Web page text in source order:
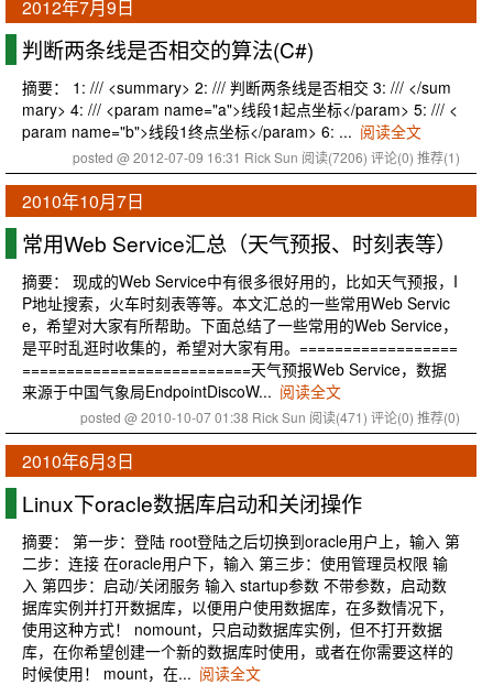
2012年7月9日
判断两条线是否相交的算法(C#)
摘要： 1: /// <summary> 2: /// 判断两条线是否相交 3: /// </sum
mary> 4: /// <param name="a">线段1起点坐标</param> 5: /// <
param name="b">线段1终点坐标</param> 6: ... 阅读全文
posted @ 2012-07-09 16:31 Rick Sun 阅读(7206) 评论(0) 推荐(1)
2010年10月7日
常用Web Service汇总（天气预报、时刻表等）
摘要： 现成的Web Service中有很多很好用的，比如天气预报，I
P地址搜索，火车时刻表等等。本文汇总的一些常用Web Servic
e，希望对大家有所帮助。下面总结了一些常用的Web Service，
是平时乱逛时收集的，希望对大家有用。==================
==========================天气预报Web Service，数据
来源于中国气象局EndpointDiscoW... 阅读全文
posted @ 2010-10-07 01:38 Rick Sun 阅读(471) 评论(0) 推荐(0)
2010年6月3日
Linux下oracle数据库启动和关闭操作
摘要： 第一步：登陆 root登陆之后切换到oracle用户上，输入 第
二步：连接 在oracle用户下，输入 第三步：使用管理员权限 输
入 第四步：启动/关闭服务 输入 startup参数 不带参数，启动数
据库实例并打开数据库，以便用户使用数据库，在多数情况下，
使用这种方式！ nomount，只启动数据库实例，但不打开数据
库，在你希望创建一个新的数据库时使用，或者在你需要这样的
时候使用！ mount，在... 阅读全文